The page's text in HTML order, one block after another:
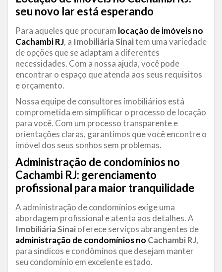
seu novo lar está esperando
Para aqueles que procuram locação de imóveis no
Cachambi RJ, a Imobiliária Sinaitem uma variedade
de opções que se adaptam a diferentes
necessidades. Com a nossa ajuda, você pode
encontrar o espaço que atenda aos seus requisitos
e orçamento.
Nossa equipe de consultores imobiliários está
comprometida em simplificar o processo de locação
para você. Com um processo transparente e
orientações claras, garantimos que você encontre o
imóvel dos seus sonhos sem problemas.
Administração de condomínios no
Cachambi RJ: gerenciamento
profissional para maior tranquilidade
A administração de condomínios exige uma
abordagem profissional e atenta aos detalhes. A
Imobiliária Sinaioferece serviços abrangentes de
administração de condomínios no Cachambi RJ,
para síndicos e condôminos que desejam manter
seu condomínio em excelente estado.